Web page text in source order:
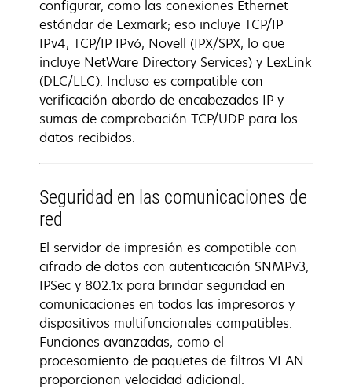
configurar, como las conexiones Ethernet
estándar de Lexmark; eso incluye TCP/IP
IPv4, TCP/IP IPv6, Novell (IPX/SPX, lo que
incluye NetWare Directory Services) y LexLink
(DLC/LLC). Incluso es compatible con
verificación abordo de encabezados IP y
sumas de comprobación TCP/UDP para los
datos recibidos.
Seguridad en las comunicaciones de
red
El servidor de impresión es compatible con
cifrado de datos con autenticación SNMPv3,
IPSec y 802.1x para brindar seguridad en
comunicaciones en todas las impresoras y
dispositivos multifuncionales compatibles.
Funciones avanzadas, como el
procesamiento de paquetes de filtros VLAN
proporcionan velocidad adicional.